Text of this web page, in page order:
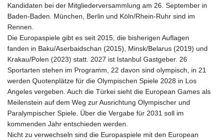
Kandidaten bei der Mitgliederversammlung am 26. September in
Baden-Baden. München, Berlin und Köln/Rhein-Ruhr sind im
Rennen.
Die Europaspiele gibt es seit 2015, die bisherigen Auflagen
fanden in Baku/Aserbaidschan (2015), Minsk/Belarus (2019) und
Krakau/Polen (2023) statt. 2027 ist Istanbul Gastgeber. 26
Sportarten stehen im Programm, 22 davon sind olympisch, in 21
werden Quotenplätze für die Olympischen Spiele 2028 in Los
Angeles vergeben. Auch die Türkei sieht die European Games als
Meilenstein auf dem Weg zur Ausrichtung Olympischer und
Paralympischer Spiele. Über die Vergabe für 2031 soll im
kommenden Jahr entschieden werden.
Nicht zu verwechseln sind die Europaspiele mit den European